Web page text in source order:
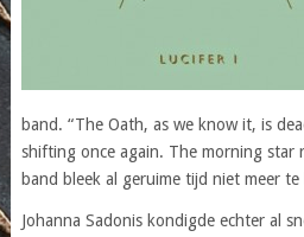
band. “The Oath, as we know it, is
shifting once again. The morning star
band bleek al geruime tijd niet meer te
Johanna Sadonis kondigde echter al